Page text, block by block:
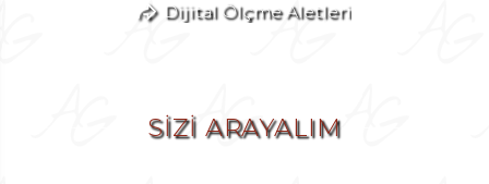
Dijital Ölçme Aletleri
SİZİ ARAYALIM